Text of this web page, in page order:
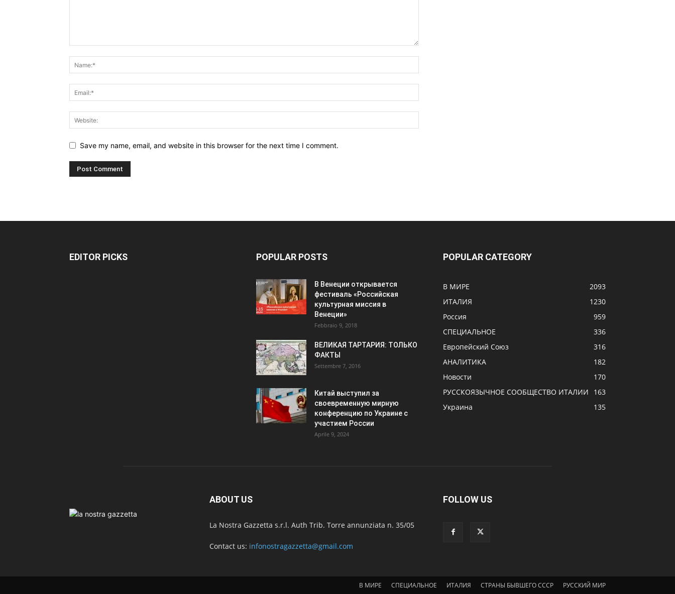
Save my name, email, and website in this browser for the next time I comment.
EDITOR PICKS POPULAR POSTS
В Венеции открывается
фестиваль «Российская
культурная миссия в
Венеции»
Febbraio 9, 2018
ВЕЛИКАЯ ТАРТАРИЯ: ТОЛЬКО
ФАКТЫ
Settembre 7, 2016
Китай выступил за
своевременную мирную
конференцию по Украине с
участием России
Aprile 9, 2024
POPULAR CATEGORY
В МИРЕ
2093
ИТАЛИЯ
1230
Россия
959
СПЕЦИАЛЬНОЕ
336
Европейский Союз
316
АНАЛИТИКА
182
Новости
170
РУССКОЯЗЫЧНОЕ CООБЩЕСТВО ИТАЛИИ
163
Украина
135
ABOUT US
La Nostra Gazzetta s.r.l. Auth Trib. Torre annunziata n. 35/05
Contact us: infonostragazzetta@gmail.com
FOLLOW US
В МИРЕ СПЕЦИАЛЬНОЕ ИТАЛИЯ СТРАНЫ БЫВШЕГО СССР РУССКИЙ МИР